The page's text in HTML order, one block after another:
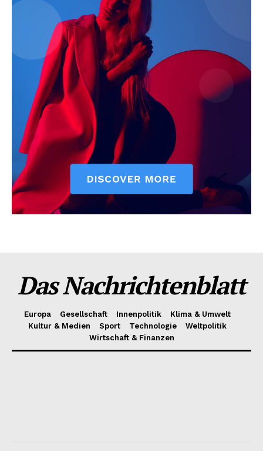
Das Nachrichtenblatt
Europa Gesellschaft Innenpolitik
Klima & Umwelt
Kultur & Medien
Sport Technologie
Weltpolitik
Wirtschaft & Finanzen